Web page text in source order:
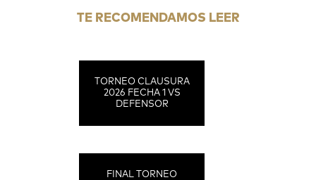
TE RECOMENDAMOS LEER
TORNEO CLAUSURA
2026 FECHA 1 VS
DEFENSOR
FINAL TORNEO